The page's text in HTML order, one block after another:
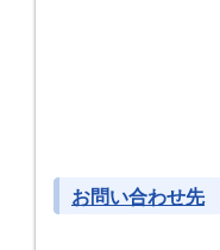
お問い合わせ先